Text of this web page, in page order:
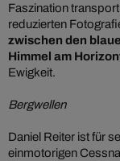
Faszination
reduzierten
zwischen den
Himmel am
Ewigkeit.
Bergwellen
Daniel Reiter ist für
einmotorigen